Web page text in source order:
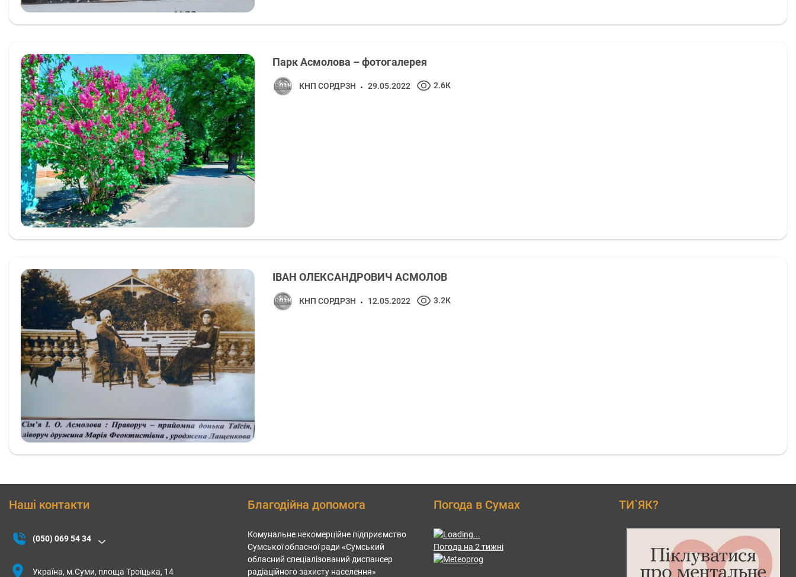
Парк Асмолова – фотогалерея
КНП СОРДРЗН 29.05.2022 2.6К
ІВАН ОЛЕКСАНДРОВИЧ АСМОЛОВ
КНП СОРДРЗН 12.05.2022 3.2К
Наші контакти
(050) 069 54 34
Україна, м.Суми, площа Троїцька, 14
Благодійна допомога
Комунальне некомерційне підприємство
Сумської обласної ради «Сумський
обласний спеціалізований диспансер
радіаційного захисту населення»
Погода в Сумах
Погода на 2 тижні
ТИ`ЯК?